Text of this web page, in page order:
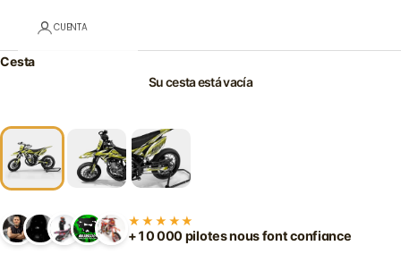
CUENTA
Cesta
Su cesta está vacía
★★★★★
+10 000 pilotes nous font confiance